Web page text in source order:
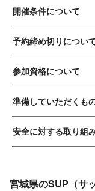
開催条件について
予約締め切りについ
参加資格について
準備していただくも
安全に対する取り組
宮城県のSUP（サ